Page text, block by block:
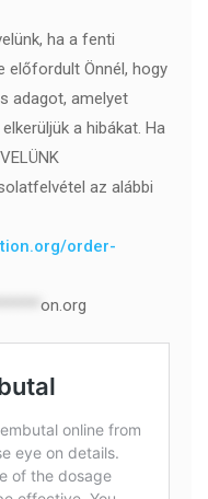
ha a fenti
​​előfordult Önnél, hogy
adagot, amelyet
a hibákat. Ha
az alábbi
order-
on.org